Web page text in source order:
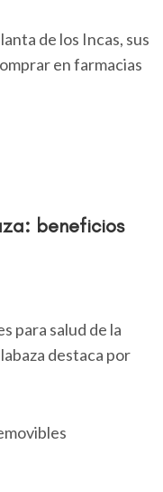
de los Incas, sus
en farmacias
beneficios
para salud de la
destaca por